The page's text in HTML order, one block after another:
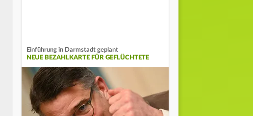
Einführung in Darmstadt geplant
NEUE BEZAHLKARTE FÜR GEFLÜCHTETE